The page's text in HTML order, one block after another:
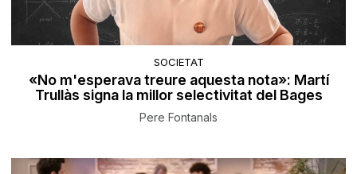
SOCIETAT
«No m'esperava treure aquesta nota»: Martí
Trullàs signa la millor selectivitat del Bages
Pere Fontanals